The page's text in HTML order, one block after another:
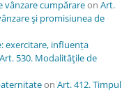
vânzare cumpărareon Art.
şi promisiunea de
exercitare, influența
Art. 530. Modalităţile de
on Art. 412. Timpul